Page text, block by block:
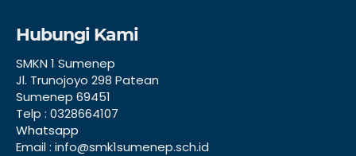
Hubungi Kami
SMKN 1 Sumenep
Jl. Trunojoyo 298 Patean
Sumenep 69451
Telp : 0328664107
Whatsapp
Email : info@smk1sumenep.sch.id